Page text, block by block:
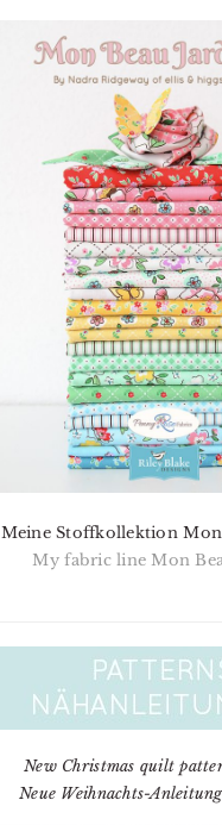
Meine Stoffkollektion Mon
My fabric line Mon
New Christmas quilt
Neue Weihnachts-